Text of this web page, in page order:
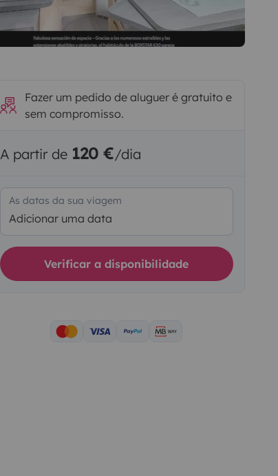
Fazer um pedido de aluguer é gratuito e
sem compromisso.
A partir de 120 €/dia
As datas da sua viagem
Adicionar uma data
Verificar a disponibilidade